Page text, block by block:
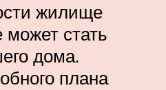
жилище
стать
дома.
плана